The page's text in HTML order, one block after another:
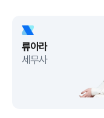
류아라
세무사